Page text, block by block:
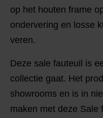
op het houten frame
ondervering en losse
veren.
Deze sale fauteuil is
collectie gaat. Het
showrooms en is in
maken met deze Sale